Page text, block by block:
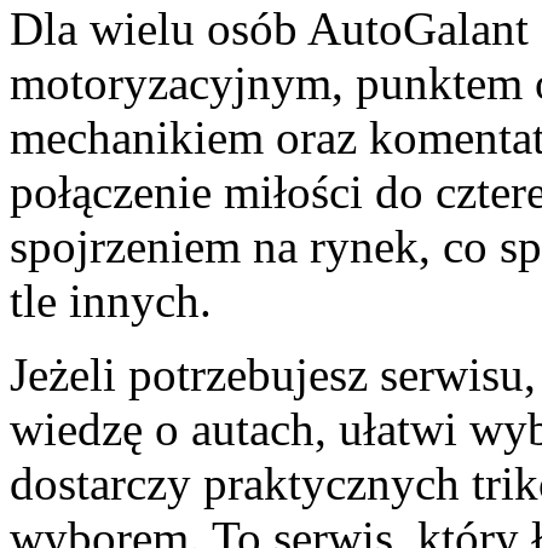
Dla wielu osób AutoGalant
motoryzacyjnym, punktem
mechanikiem oraz
połączenie miłości do
spojrzeniem na rynek, co
tle innych.
Jeżeli potrzebujesz
wiedzę o autach, ułatwi
dostarczy praktycznych
wyborem. To serwis, który